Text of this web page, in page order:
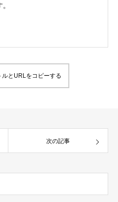
ルとURLをコピーする
次の記事